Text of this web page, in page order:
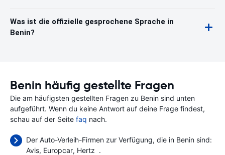
Was ist die offizielle gesprochene Sprache in
Benin?
Benin häufig gestellte Fragen
Die am häufigsten gestellten Fragen zu Benin sind unten
aufgeführt. Wenn du keine Antwort auf deine Frage findest,
schau auf der Seite faq nach.
Der Auto-Verleih-Firmen zur Verfügung, die in Benin sind:
Avis Europcar Hertz .